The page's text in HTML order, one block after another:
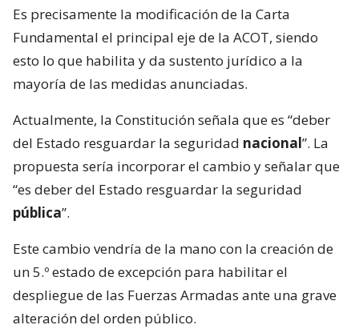
Es precisamente la modificación de la Carta
Fundamental el principal eje de la ACOT, siendo
esto lo que habilita y da sustento jurídico a la
mayoría de las medidas anunciadas.
Actualmente, la Constitución señala que es “deber
del Estado resguardar la seguridad nacional”. La
propuesta sería incorporar el cambio y señalar que
“es deber del Estado resguardar la seguridad
pública”.
Este cambio vendría de la mano con la creación de
un 5.º estado de excepción para habilitar el
despliegue de las Fuerzas Armadas ante una grave
alteración del orden público.